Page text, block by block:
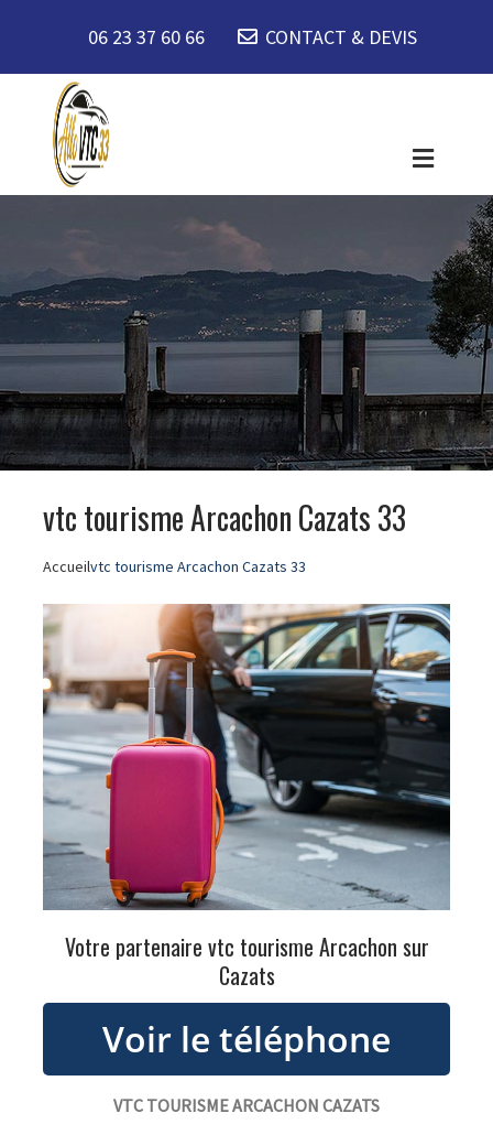
06 23 37 60 66 CONTACT & DEVIS
vtc tourisme Arcachon Cazats 33
Accueilvtc tourisme Arcachon Cazats 33
Votre partenaire vtc tourisme Arcachon sur
Cazats
VTC TOURISME ARCACHON CAZATS